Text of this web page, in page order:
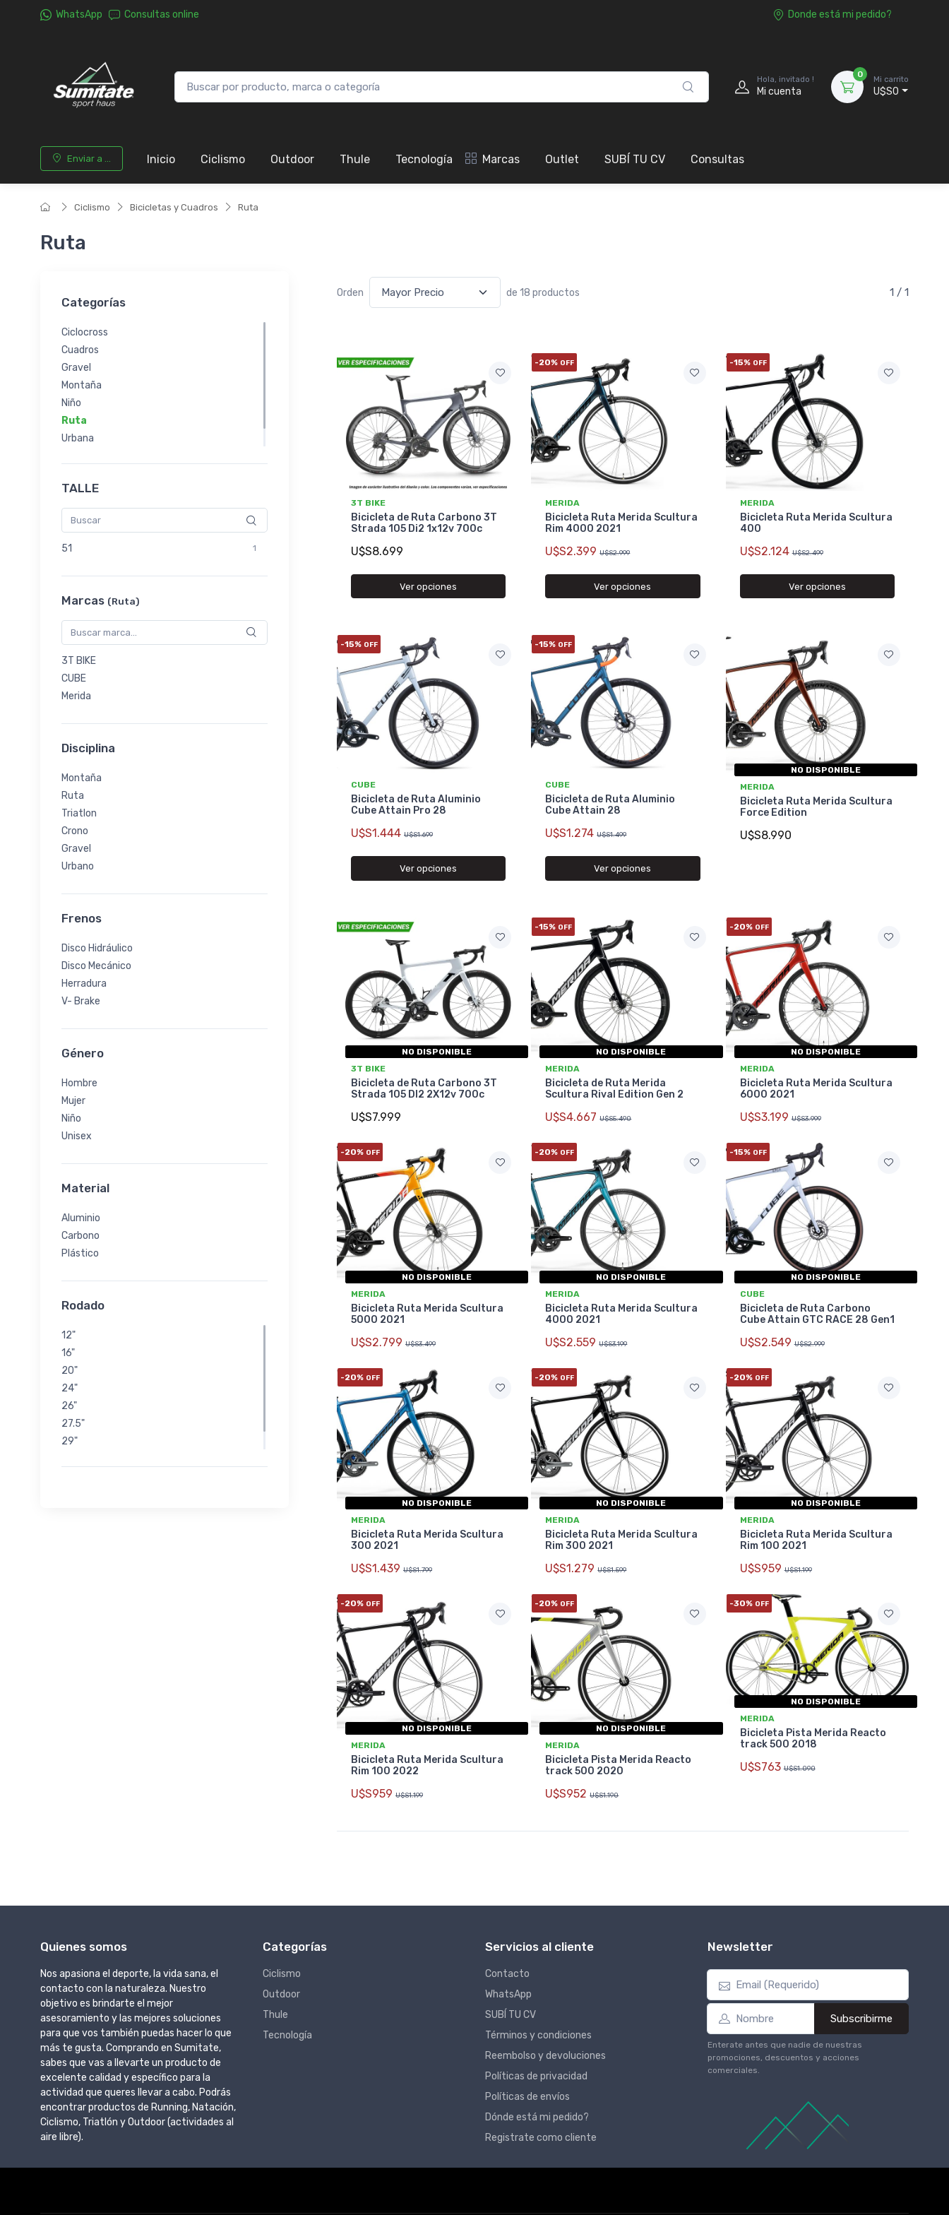
WhatsApp Consultas online Donde está mi pedido?
Hola, invitado !
Mi cuenta
0
Mi carrito
U$S0
Enviar a ... Inicio Ciclismo Outdoor Thule Tecnología Marcas Outlet SUBÍ TU CV Consultas
Ciclismo Bicicletas y Cuadros Ruta
Ruta
Categorías
Ciclocross
Cuadros
Gravel
Montaña
Niño
Ruta
Urbana
TALLE
51 1
Marcas (Ruta)
3T BIKE
CUBE
Merida
Disciplina
Montaña
Ruta
Triatlon
Crono
Gravel
Urbano
Frenos
Disco Hidráulico
Disco Mecánico
Herradura
V- Brake
Género
Hombre
Mujer
Niño
Unisex
Material
Aluminio
Carbono
Plástico
Rodado
12"
16"
20"
24"
26"
27.5"
29"
Orden de 18 productos 1 / 1
3T BIKE
Bicicleta de Ruta Carbono 3T
Strada 105 Di2 1x12v 700c
U$S8.699
Ver opciones
-20% OFF
MERIDA
Bicicleta Ruta Merida Scultura
Rim 4000 2021
U$S2.399 U$S2.999
Ver opciones
-15% OFF
MERIDA
Bicicleta Ruta Merida Scultura
400
U$S2.124 U$S2.499
Ver opciones
-15% OFF
CUBE
Bicicleta de Ruta Aluminio
Cube Attain Pro 28
U$S1.444 U$S1.699
Ver opciones
-15% OFF
CUBE
Bicicleta de Ruta Aluminio
Cube Attain 28
U$S1.274 U$S1.499
Ver opciones
NO DISPONIBLE
MERIDA
Bicicleta Ruta Merida Scultura
Force Edition
U$S8.990
NO DISPONIBLE
3T BIKE
Bicicleta de Ruta Carbono 3T
Strada 105 DI2 2X12v 700c
U$S7.999
-15% OFF
NO DISPONIBLE
MERIDA
Bicicleta de Ruta Merida
Scultura Rival Edition Gen 2
U$S4.667 U$S5.490
-20% OFF
NO DISPONIBLE
MERIDA
Bicicleta Ruta Merida Scultura
6000 2021
U$S3.199 U$S3.999
-20% OFF
NO DISPONIBLE
MERIDA
Bicicleta Ruta Merida Scultura
5000 2021
U$S2.799 U$S3.499
-20% OFF
NO DISPONIBLE
MERIDA
Bicicleta Ruta Merida Scultura
4000 2021
U$S2.559 U$S3.199
-15% OFF
NO DISPONIBLE
CUBE
Bicicleta de Ruta Carbono
Cube Attain GTC RACE 28 Gen1
U$S2.549 U$S2.999
-20% OFF
NO DISPONIBLE
MERIDA
Bicicleta Ruta Merida Scultura
300 2021
U$S1.439 U$S1.799
-20% OFF
NO DISPONIBLE
MERIDA
Bicicleta Ruta Merida Scultura
Rim 300 2021
U$S1.279 U$S1.599
-20% OFF
NO DISPONIBLE
MERIDA
Bicicleta Ruta Merida Scultura
Rim 100 2021
U$S959 U$S1.199
-20% OFF
NO DISPONIBLE
MERIDA
Bicicleta Ruta Merida Scultura
Rim 100 2022
U$S959 U$S1.199
-20% OFF
NO DISPONIBLE
MERIDA
Bicicleta Pista Merida Reacto
track 500 2020
U$S952 U$S1.190
-30% OFF
NO DISPONIBLE
MERIDA
Bicicleta Pista Merida Reacto
track 500 2018
U$S763 U$S1.090
Quienes somos
Nos apasiona el deporte, la vida sana, el
contacto con la naturaleza. Nuestro
objetivo es brindarte el mejor
asesoramiento y las mejores soluciones
para que vos también puedas hacer lo que
más te gusta. Comprando en Sumitate,
sabes que vas a llevarte un producto de
excelente calidad y específico para la
actividad que queres llevar a cabo. Podrás
encontrar productos de Running, Natación,
Ciclismo, Triatlón y Outdoor (actividades al
aire libre).
Categorías
Ciclismo
Outdoor
Thule
Tecnología
Servicios al cliente
Contacto
WhatsApp
SUBÍ TU CV
Términos y condiciones
Reembolso y devoluciones
Políticas de privacidad
Políticas de envíos
Dónde está mi pedido?
Registrate como cliente
Newsletter
Subscribirme
Enterate antes que nadie de nuestras
promociones, descuentos y acciones
comerciales.